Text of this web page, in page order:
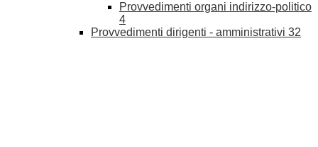
Provvedimenti organi indirizzo-politico
4
Provvedimenti dirigenti - amministrativi 32